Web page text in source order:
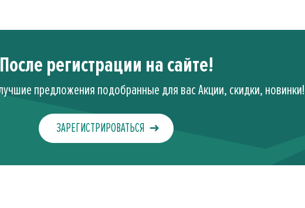
После регистрации на сайте!
предложения подобранные для вас Акции, скидки, новинки!
ЗАРЕГИСТРИРОВАТЬСЯ